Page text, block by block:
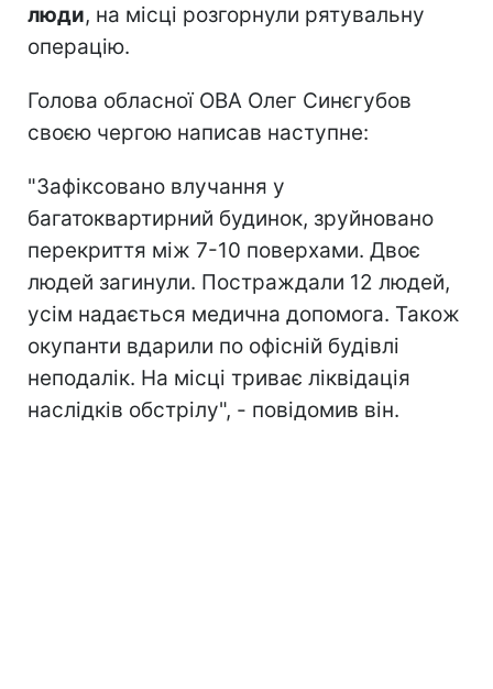
люди, на місці розгорнули рятувальну
операцію.
Голова обласної ОВА Олег Синєгубов
своєю чергою написав наступне:
"Зафіксовано влучання у
багатоквартирний будинок, зруйновано
перекриття між 7-10 поверхами. Двоє
людей загинули. Постраждали 12 людей,
усім надається медична допомога. Також
окупанти вдарили по офісній будівлі
неподалік. На місці триває ліквідація
наслідків обстрілу", - повідомив він.